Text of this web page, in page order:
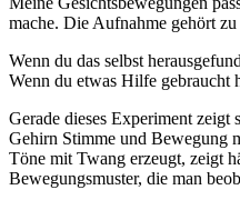
mache. Die Aufnahme gehört
Wenn du das selbst
Wenn du etwas Hilfe gebraucht
Gerade dieses Experiment zeigt
Gehirn Stimme und Bewegung
Töne mit Twang erzeugt, zeigt
Bewegungsmuster, die man